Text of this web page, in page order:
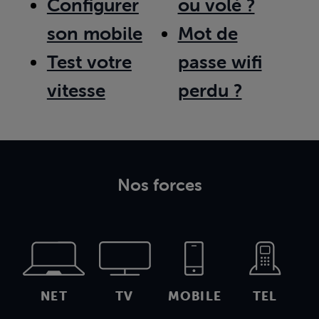
Configurer
son mobile
Test votre
vitesse
ou volé ?
Mot de
passe wifi
perdu ?
Nos forces
NET TV MOBILE TEL